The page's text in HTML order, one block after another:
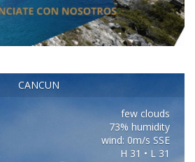
CANCUN
few clouds
73% humidity
wind: 0m/s SSE
H 31 • L 31